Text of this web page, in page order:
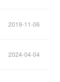
2019-11-06
2024-04-04